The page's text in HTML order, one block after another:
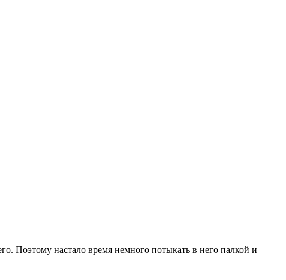
Поэтому настало время немного потыкать в него палкой и